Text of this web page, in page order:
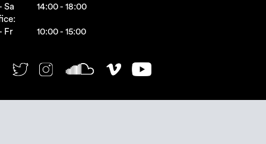
Sa
14:00 - 18:00
Fr
10:00 - 15:00